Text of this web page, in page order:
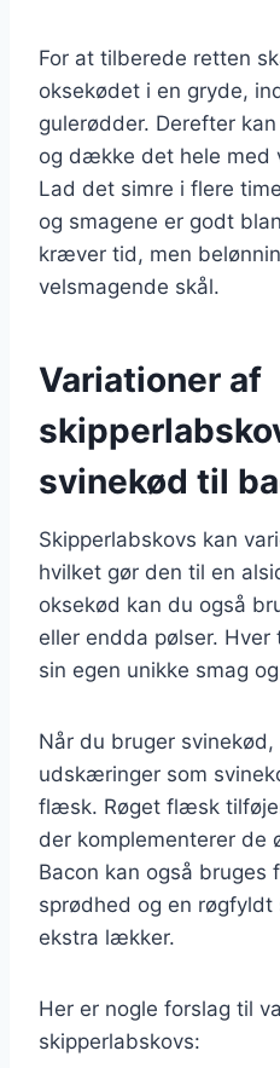
For at tilberede retten
oksekødet i en gryde,
gulerødder. Derefter
og dække det hele med
Lad det simre i flere
og smagene er godt
kræver tid, men
velsmagende skål.
Variationer af
svinekød til
Skipperlabskovs kan
hvilket gør den til en
oksekød kan du også
eller endda pølser.
sin egen unikke smag
Når du bruger
udskæringer som
flæsk. Røget flæsk
der komplementerer de
Bacon kan også bruges
sprødhed og en røgfyldt
ekstra lækker.
Her er nogle forslag til
skipperlabskovs: